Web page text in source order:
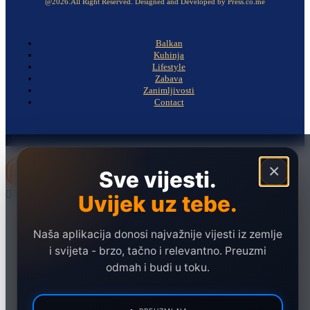
Balkan
Kuhinja
Lifestyle
Zabava
Zanimljivosti
Contact
×
Sve vijesti.
Uvijek uz tebe.
Naša aplikacija donosi najvažnije vijesti iz zemlje
i svijeta - brzo, tačno i relevantno. Preuzmi
odmah i budi u toku.
Politika
Društvo
Ekonomija